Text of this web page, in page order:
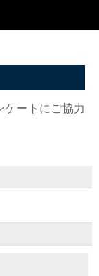
ケートにご協力